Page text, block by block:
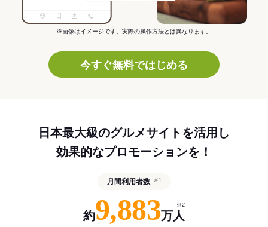
※画像はイメージです。実際の操作方法とは異なります。
今すぐ無料ではじめる
日本最大級のグルメサイトを活用し
効果的なプロモーションを！
月間利用者数 ※1
約9,883万人
※2